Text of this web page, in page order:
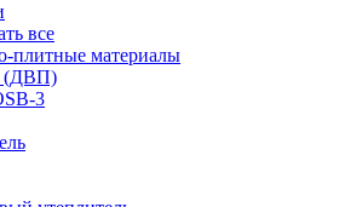
все
плитные материалы
(ДВП)
3